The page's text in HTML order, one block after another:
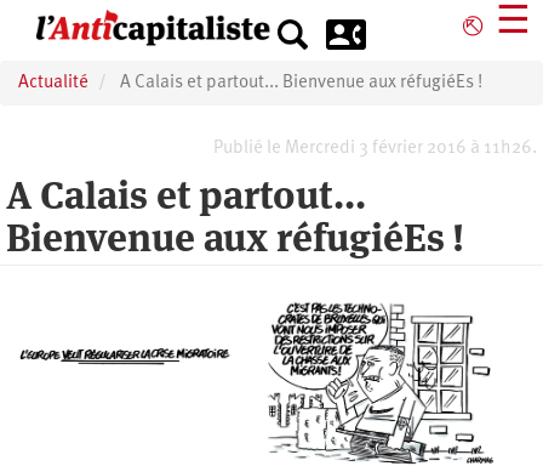
principal
⎋ ☰
Actualité A Calais et partout... Bienvenue aux réfugiéEs !
Publié le Mercredi 3 février 2016 à 11h26.
A Calais et partout...
Bienvenue aux réfugiéEs !